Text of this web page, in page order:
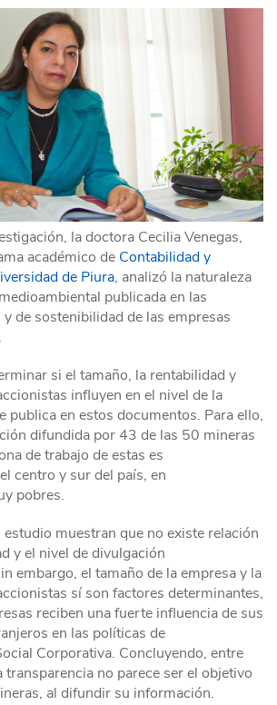
la doctora Cecilia Venegas,
académico de Contabilidad y
de Piura, analizó la naturaleza
publicada en las
de sostenibilidad de las empresas
si el tamaño, la rentabilidad y
influyen en el nivel de la
publica en estos documentos. Para ello,
difundida por 43 de las 50 mineras
de trabajo de estas es
centro y sur del país, en
pobres.
muestran que no existe relación
y el nivel de divulgación
embargo, el tamaño de la empresa y la
sí son factores determinantes,
reciben una fuerte influencia de sus
en las políticas de
Corporativa. Concluyendo, entre
transparencia no parece ser el objetivo
al difundir su información.